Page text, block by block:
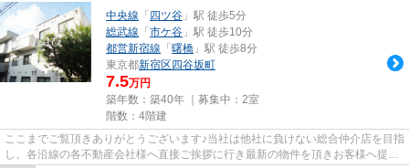
中央線 「 四ツ谷 」駅 徒歩5分
総武線 「 市ケ谷 」駅 徒歩10分
都営新宿線 「 曙橋 」駅 徒歩8分
東京都新宿区 四谷坂町
7.5万円
築年数：築40年 ｜募集中： 2室
階数：4階建
ここまでご覧頂きありがとうございます♪当社は他社に負けない総合仲介店を目指
し、各沿線の各不動産会社様へ直接ご挨拶に行き最新の物件を頂きお客様へ提供